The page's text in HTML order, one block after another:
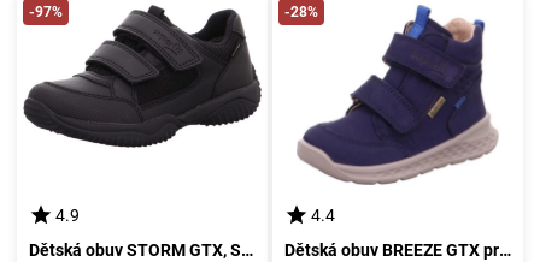
-97%
4.9
Dětská obuv STORM GTX, Superfit, model 1-009382-0000, černá - velikost 36
-28%
4.4
Dětská obuv BREEZE GTX pro kluky, Superfit, 1-000367-8000, modrá - velikost 22